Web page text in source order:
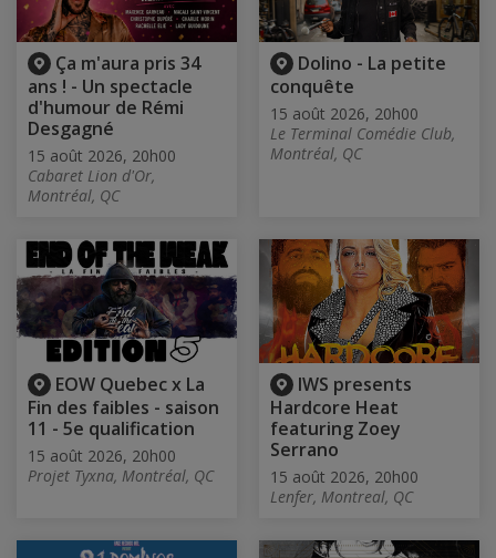
Ça m'aura pris 34
ans ! - Un spectacle
d'humour de Rémi
Desgagné
15 août 2026, 20h00
Cabaret Lion d'Or,
Montréal, QC
Dolino - La petite
conquête
15 août 2026, 20h00
Le Terminal Comédie Club,
Montréal, QC
EOW Quebec x La
Fin des faibles - saison
11 - 5e qualification
15 août 2026, 20h00
Projet Tyxna, Montréal, QC
IWS presents
Hardcore Heat
featuring Zoey
Serrano
15 août 2026, 20h00
Lenfer, Montreal, QC